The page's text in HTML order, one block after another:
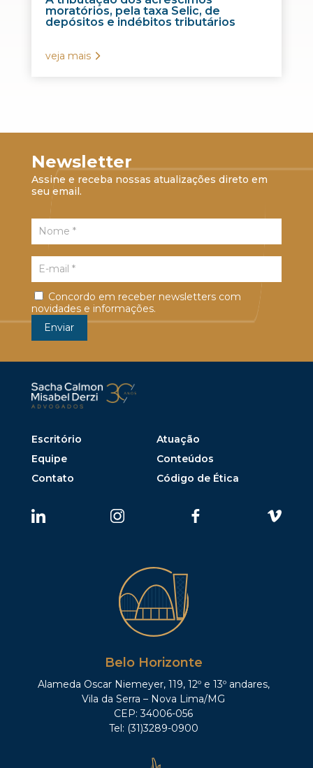
moratórios, pela taxa Selic, de
depósitos e indébitos tributários
veja mais
Newsletter
Assine e receba nossas atualizações direto em
seu email.
Concordo em receber newsletters com
novidades e informações.
Escritório
Atuação
Equipe
Conteúdos
Contato
Código de Ética
Belo Horizonte
Alameda Oscar Niemeyer, 119, 12º e 13º andares,
Vila da Serra – Nova Lima/MG
CEP: 34006-056
Tel: (31)3289-0900